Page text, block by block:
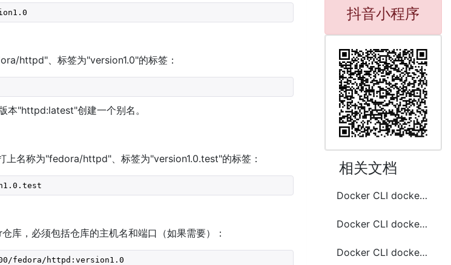
httpd"、标签为"version1.0"的标签：
本"httpd:latest"创建一个别名。
名称为"fedora/httpd"、标签为"version1.0.test"的标签：
库，必须包括仓库的主机名和端口（如果需要）：
fedora/httpd:version1.0
抖音小程序
相关文档
Docker CLI docker attach 常用命令
Docker CLI docker buildx 常用命令
Docker CLI docker commit 常用命令